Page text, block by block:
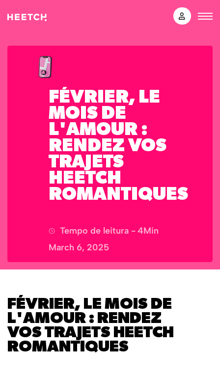
FÉVRIER, LE
MOIS DE
L'AMOUR :
RENDEZ VOS
TRAJETS
HEETCH
ROMANTIQUES
Tempo de leitura - 4Min
March 6, 2025
FÉVRIER, LE MOIS DE
L'AMOUR : RENDEZ
VOS TRAJETS HEETCH
ROMANTIQUES